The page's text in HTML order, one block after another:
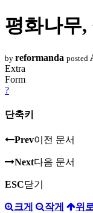
평화나무
by reformanda posted
Extra
Form
?
단축키
Prev이전 문서
Next다음 문서
ESC닫기
크게 작게 위